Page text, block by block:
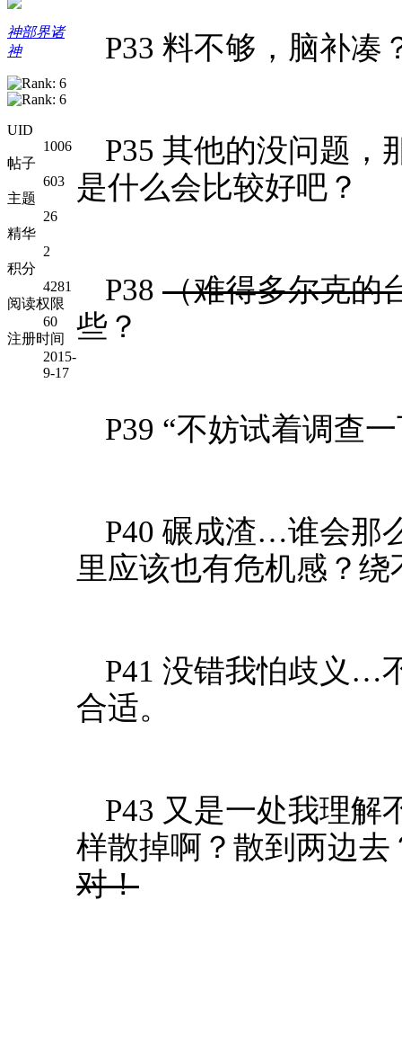
神部界诸
神
UID
1006
帖子
603
主题
26
精华
2
积分
4281
阅读权限
60
注册时间
2015-
9-17
P33 料不够，脑补凑
P35 其他的没问题，
是什么会比较好吧？
P38 （难得多尔克的
些？
P39 “不妨试着调查
P40 碾成渣…谁会那
里应该也有危机感？绕
P41 没错我怕歧义…
合适。
P43 又是一处我理
样散掉啊？散到两边
对！